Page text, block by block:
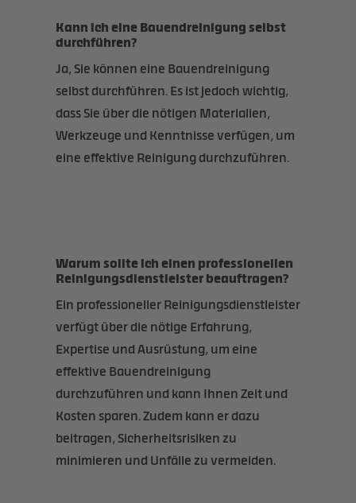
Kann ich eine Bauendreinigung selbst
durchführen?
Ja, Sie können eine Bauendreinigung
selbst durchführen. Es ist jedoch wichtig,
dass Sie über die nötigen Materialien,
Werkzeuge und Kenntnisse verfügen, um
eine effektive Reinigung durchzuführen.
Warum sollte ich einen professionellen
Reinigungsdienstleister beauftragen?
Ein professioneller Reinigungsdienstleister
verfügt über die nötige Erfahrung,
Expertise und Ausrüstung, um eine
effektive Bauendreinigung
durchzuführen und kann Ihnen Zeit und
Kosten sparen. Zudem kann er dazu
beitragen, Sicherheitsrisiken zu
minimieren und Unfälle zu vermeiden.